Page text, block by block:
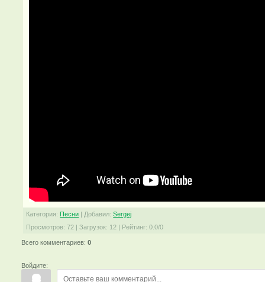
Категория: Песни | Добавил: Sergej
Просмотров: 72 |Загрузок: 12 | Рейтинг: 0.0/0
Всего комментариев:0
Войдите: